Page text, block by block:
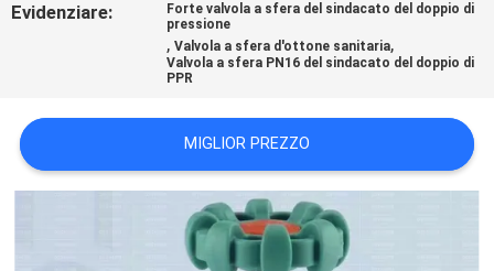
SITO
SULLA
PRIVACY
Evidenziare:
Forte valvola a sfera del sindacato del doppio di
pressione
,Valvola a sfera d'ottone sanitaria,
Valvola a sfera PN16 del sindacato del doppio di
PPR
MIGLIOR PREZZO